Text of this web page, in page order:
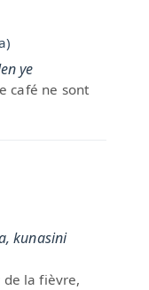
ye
café ne sont
kunasini
la fièvre,